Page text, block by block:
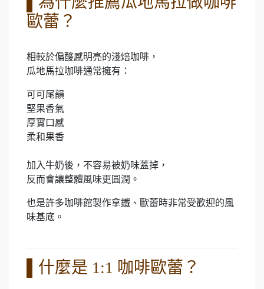
歐蕾？
相較於偏酸感明亮的淺焙咖啡，
瓜地馬拉咖啡通常擁有：
可可尾韻
堅果香氣
厚實口感
柔和果香
加入牛奶後，不容易被奶味蓋掉，
反而會讓整體風味更圓潤。
也是許多咖啡館製作拿鐵、歐蕾時非常受歡迎的風
味基底。
▌什麼是 1:1 咖啡歐蕾？